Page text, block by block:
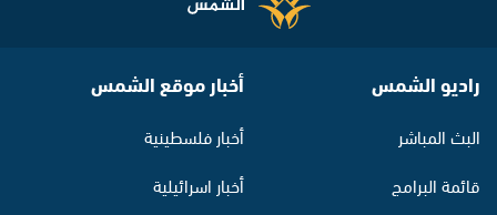
راديو الشمس
البث المباشر
قائمة البرامج
أخبار موقع الشمس
أخبار فلسطينية
أخبار اسرائيلية